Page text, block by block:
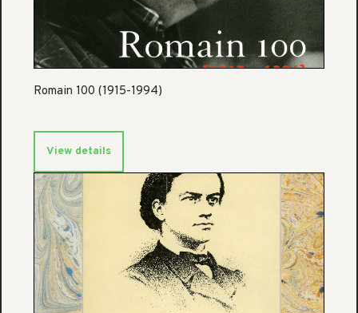
Romain 100 (1915-1994)
View details